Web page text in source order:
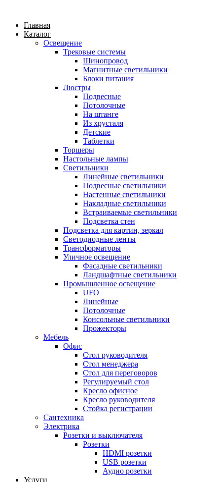
Главная
Каталог
Освещение
Трековые системы
Шинопровод
Магнитные светильники
Блоки питания
Люстры
Подвесные
Потолочные
На штанге
Из хрусталя
Детские
Таблетки
Торшеры
Настольные лампы
Светильники
Линейные светильники
Подвесные светильники
Настенные светильники
Накладные светильники
Встраиваемые светильники
Подсветка стен
Подсветка для картин, зеркал
Светодиодные ленты
Трансформаторы
Уличное освещение
Фасадные светильники
Ландшафтные светильники
Промышленное освещение
UFO
Линейные
Потолочные
Консольные светильники
Прожекторы
Мебель
Офис
Стол руководителя
Стол менеджера
Стол для переговоров
Регулируемый стол
Кресло офисное
Кресло руководителя
Стойка регистрации
Сантехника
Электрика
Розетки и выключателя
Розетки
HDMI розетки
USB розетки
Аудио розетки
Услуги